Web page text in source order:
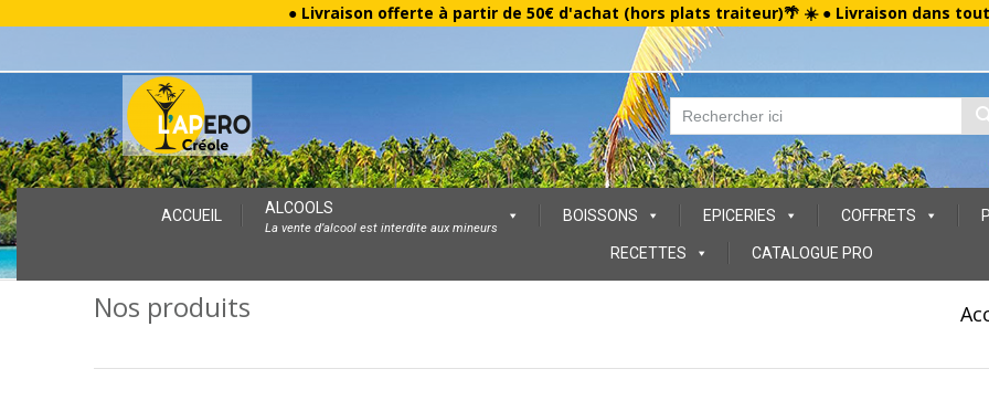
● Livraison offerte à partir de 50€ d'achat (hors plats traiteur)🌴 ☀️ ● Livraison dans
Skip
to
content
ACCUEIL ALCOOLS
La vente d’alcool est interdite aux mineurs
BOISSONS EPICERIES COFFRETS
RECETTES CATALOGUE PRO
Nos produits